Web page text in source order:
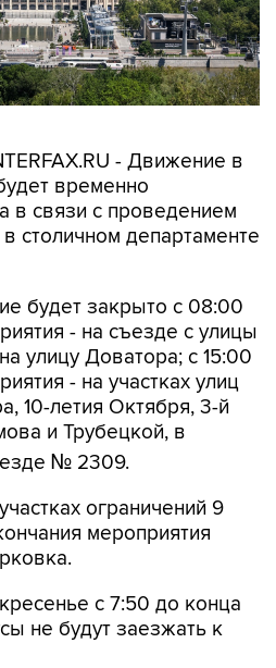
- Движение в
временно
в связи с проведением
столичном департаменте
будет закрыто с 08:00
- на съезде с улицы
улицу Доватора; с 15:00
- на участках улиц
10-летия Октября, 3-й
и Трубецкой, в
№ 2309.
ограничений 9
мероприятия
с 7:50 до конца
не будут заезжать к